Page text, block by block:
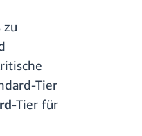
zu
Tier
-Tier für